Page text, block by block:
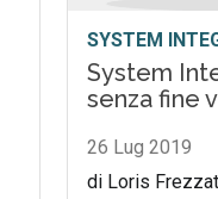
SYSTEM
System
senza fine
26 Lug 2019
di Loris